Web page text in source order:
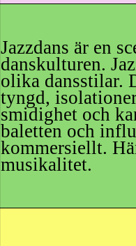
Jazzdans är en
danskulturen.
olika dansstilar.
tyngd,
smidighet och
baletten och
kommersiellt.
musikalitet.